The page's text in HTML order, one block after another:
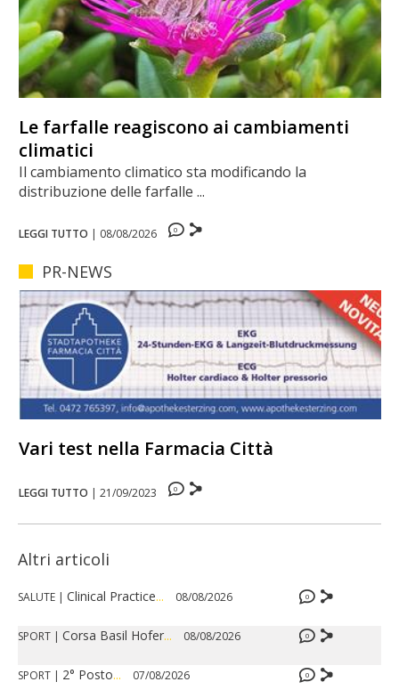
Le farfalle reagiscono ai cambiamenti
climatici
Il cambiamento climatico sta modificando la
distribuzione delle farfalle ...
LEGGI TUTTO | 08/08/2026 0
PR-NEWS
Vari test nella Farmacia Città
LEGGI TUTTO | 21/09/2023 0
Altri articoli
SALUTE | Clinical Practice... 08/08/2026 0
SPORT | Corsa Basil Hofer... 08/08/2026 0
SPORT | 2° Posto... 07/08/2026 0